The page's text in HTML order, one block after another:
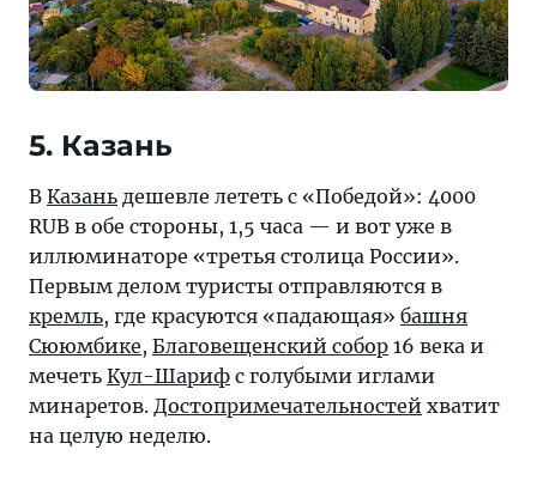
5. Казань
В Казань дешевле лететь с «Победой»: 4000
RUB в обе стороны, 1,5 часа — и вот уже в
иллюминаторе «третья столица России».
Первым делом туристы отправляются в
кремль, где красуются «падающая» башня
Сююмбике, Благовещенский собор 16 века и
мечеть Кул-Шариф с голубыми иглами
минаретов. Достопримечательностей хватит
на целую неделю.